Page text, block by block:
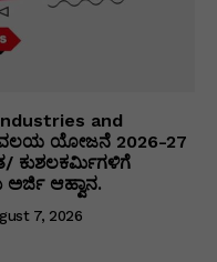
and
ಯೋಜನೆ 2026-27
ಕುಶಲಕರ್ಮಿಗಳಿಗೆ
ಆಹ್ವಾನ.
7, 2026